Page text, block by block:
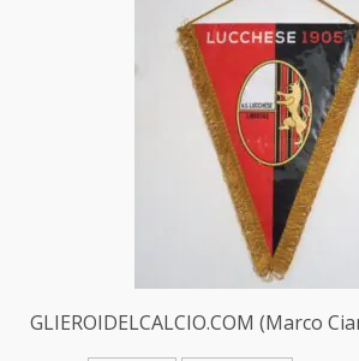
GLIEROIDELCALCIO.COM (Marco